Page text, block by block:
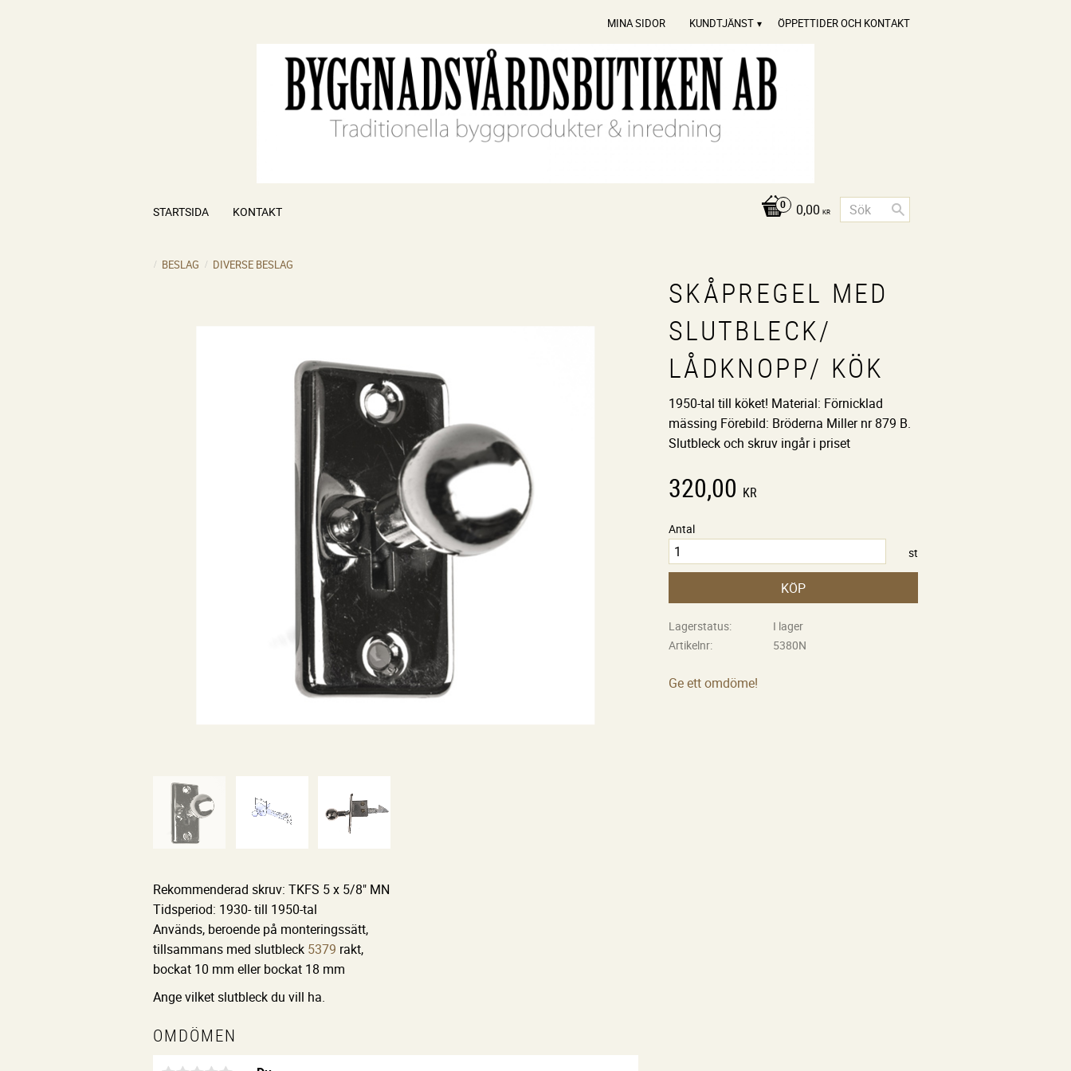
MINA SIDOR KUNDTJÄNST ÖPPETTIDER OCH KONTAKT
0,00 KR
STARTSIDA KONTAKT
BESLAG DIVERSE BESLAG
SKÅPREGEL MED
SLUTBLECK/
LÅDKNOPP/ KÖK
1950-tal till köket! Material: Förnicklad
mässing Förebild: Bröderna Miller nr 879 B.
Slutbleck och skruv ingår i priset
320,00 KR
Antal
st
KÖP
Lagerstatus
I lager
Artikelnr
5380N
Ge ett omdöme!
Rekommenderad skruv: TKFS 5 x 5/8" MN
Tidsperiod: 1930- till 1950-tal
Används, beroende på monteringssätt,
tillsammans med slutbleck 5379 rakt,
bockat 10 mm eller bockat 18 mm
Ange vilket slutbleck du vill ha.
OMDÖMEN